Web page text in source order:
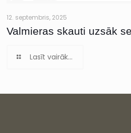
12. septembris, 2025
Valmieras skauti uzsāk
Lasīt vairāk...